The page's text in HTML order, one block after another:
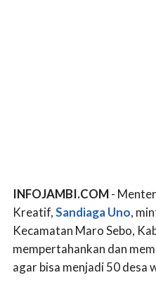
INFOJAMBI.COM-
Kreatif,Sandiaga Uno,
Kecamatan Maro Sebo,
mempertahankan dan
agar bisa menjadi 50 desa